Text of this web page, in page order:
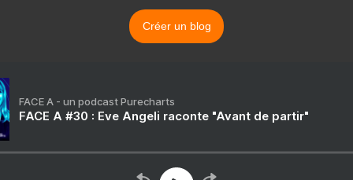
Créer un blog
FACE A - un podcast Purecharts
FACE A #30 : Eve Angeli raconte "Avant de partir"